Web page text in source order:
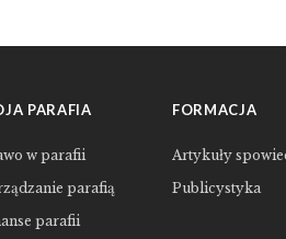
PARAFIA
w parafii
parafią
parafii
FORMACJA
Artykuły
Publicystyka